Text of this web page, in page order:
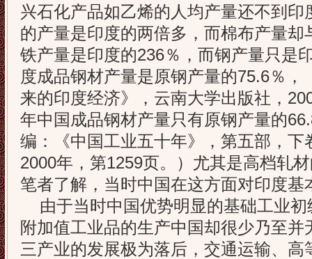
兴石化产品如乙烯的人均产量还不到
的产量是印度的两倍多，而棉布产量
铁产量是印度的236％，而钢产量只是
度成品钢材产量是原钢产量的75.6％，
来的印度经济》，云南大学出版社，
年中国成品钢材产量只有原钢产量的
编：《中国工业五十年》，第五部，下
2000年，第1259页。）尤其是高档轧
笔者了解，当时中国在这方面对印度基
由于当时中国优势明显的基础工业初
附加值工业品的生产中国却很少乃至
三产业的发展极为落后，交通运输、